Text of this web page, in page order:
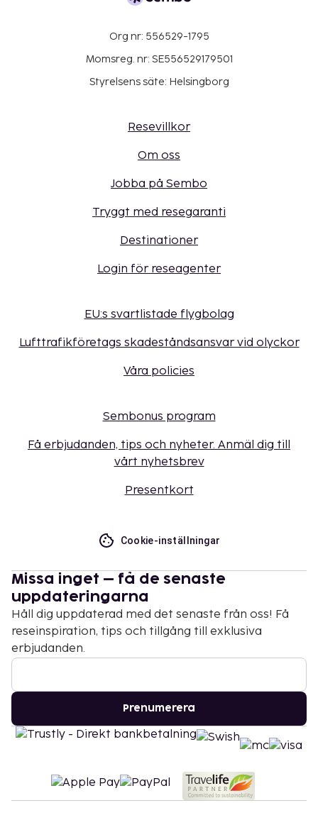
Org nr: 556529-1795
Momsreg. nr: SE556529179501
Styrelsens säte: Helsingborg
Resevillkor
Om oss
Jobba på Sembo
Tryggt med resegaranti
Destinationer
Login för reseagenter
EU:s svartlistade flygbolag
Lufttrafikföretags skadeståndsansvar vid olyckor
Våra policies
Sembonus program
Få erbjudanden, tips och nyheter. Anmäl dig till
vårt nyhetsbrev
Presentkort
Cookie-inställningar
Missa inget – få de senaste
uppdateringarna
Håll dig uppdaterad med det senaste från oss! Få
reseinspiration, tips och tillgång till exklusiva
erbjudanden.
Prenumerera